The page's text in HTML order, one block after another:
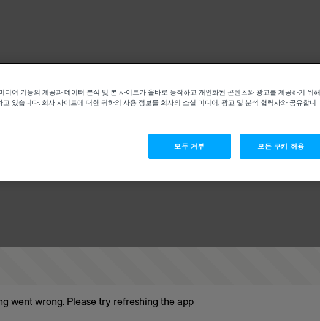
went wrong. Please try refreshing the app
디어 기능의 제공과 데이터 분석 및 본 사이트가 올바로 동작하고 개인화된 콘텐츠와 광고를 제공하기 위해
고 있습니다. 회사 사이트에 대한 귀하의 사용 정보를 회사의 소셜 미디어, 광고 및 분석 협력사와 공유합니
모두 거부 모든 쿠키 허용